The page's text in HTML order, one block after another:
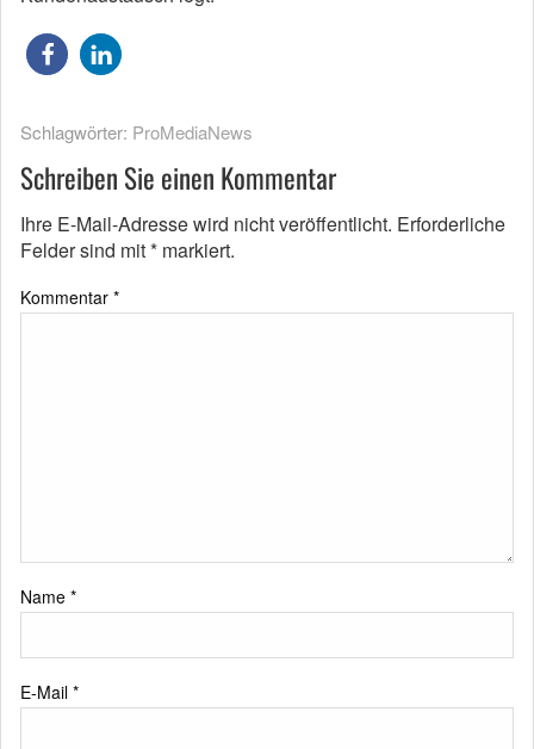
Schlagwörter: ProMediaNews
Schreiben Sie einen Kommentar
Ihre E-Mail-Adresse wird nicht veröffentlicht. Erforderliche
Felder sind mit* markiert.
Kommentar *
Name *
E-Mail *